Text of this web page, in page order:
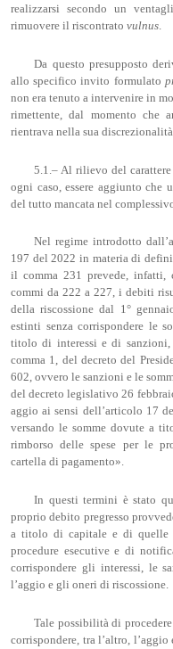
realizzarsi secondo un
rimuovere il riscontrato vulnus.
Da questo presupposto
allo specifico invito formulato
non era tenuto a intervenire in
rimettente, dal momento che
rientrava nella sua
5.1.– Al rilievo del
ogni caso, essere aggiunto che
del tutto mancata nel
Nel regime introdotto
197 del 2022 in materia di
il comma 231 prevede, infatti,
commi da 222 a 227, i debiti
della riscossione dal 1°
estinti senza corrispondere le
titolo di interessi e di
comma 1, del decreto del
602, ovvero le sanzioni e le
del decreto legislativo 26
aggio ai sensi dell’articolo 17
versando le somme dovute a
rimborso delle spese per le
cartella di pagamento».
In questi termini è stato
proprio debito pregresso
a titolo di capitale e di quelle
procedure esecutive e di
corrispondere gli interessi, le
l’aggio e gli oneri di riscossione.
Tale possibilità di
corrispondere, tra l’altro,